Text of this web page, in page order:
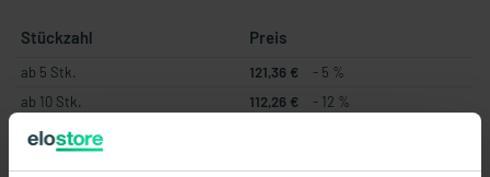
Stückzahl Preis
ab 5 Stk. 121,36 €
- 5 %
ab 10 Stk.
112,26 €
- 12 %
ab 25 Stk.